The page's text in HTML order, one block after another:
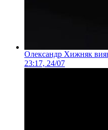
Олександр Хижняк
23:17, 24/07